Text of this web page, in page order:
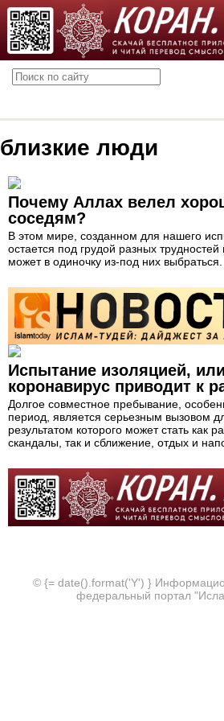
близкие люди
Почему Аллах велел
соседям?
В этом мире, созданном для нашего
остается под грудой разных
может в одиночку из-под них выбраться.
Испытание изоляцией,
коронавирус приводит к
Долгое совместное пребывание,
период, является серьезным вызовом
результатом которого может стать как
скандалы, так и сближение, отдых и
© {= date().format('Y') }
федеральный портал